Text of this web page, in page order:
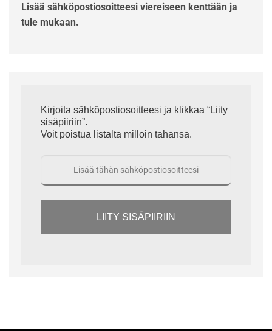
Lisää sähköpostiosoitteesi viereiseen kenttään ja
tule mukaan.
Kirjoita sähköpostiosoitteesi ja klikkaa “Liity
sisäpiiriin”.
Voit poistua listalta milloin tahansa.
LIITY SISÄPIIRIIN